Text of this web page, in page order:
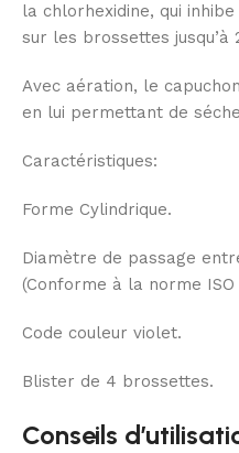
la chlorhexidine, qui
sur les brossettes jusqu’à
Avec aération, le
en lui permettant de
Caractéristiques:
Forme Cylindrique.
Diamètre de passage
(Conforme à la norme ISO
Code couleur violet.
Blister de 4 brossettes.
Conseils